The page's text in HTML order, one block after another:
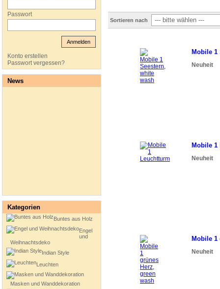
Sortieren nach
Mobile 1
Neuheit
Mobile 1
Neuheit
Mobile 1
Neuheit
Passwort
Anmelden
Konto erstellen
Passwort vergessen?
News
Kategorien
Buntes aus Holz
Engel
und
Weihnachtsdeko
Indian Style
Leuchten
Masken und Wanddekoration